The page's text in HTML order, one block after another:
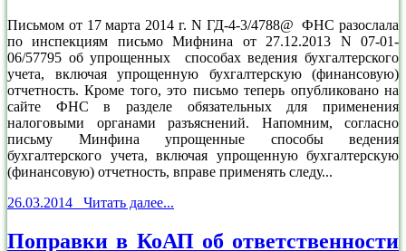
Письмом от 17 марта 2014 г. N ГД-4-3/4788@ ФНС разослала
по инспекциям письмо Мифнина от 27.12.2013 N 07-01-
06/57795 об упрощенных способах ведения бухгалтерского
учета, включая упрощенную бухгалтерскую (финансовую)
отчетность. Кроме того, это письмо теперь опубликовано на
сайте ФНС в разделе обязательных для применения
налоговыми органами разъяснений. Напомним, согласно
письму Минфина упрощенные способы ведения
бухгалтерского учета, включая упрощенную бухгалтерскую
(финансовую) отчетность, вправе применять следу...
26.03.2014 Читать далее...
Поправки в КоАП об ответственности